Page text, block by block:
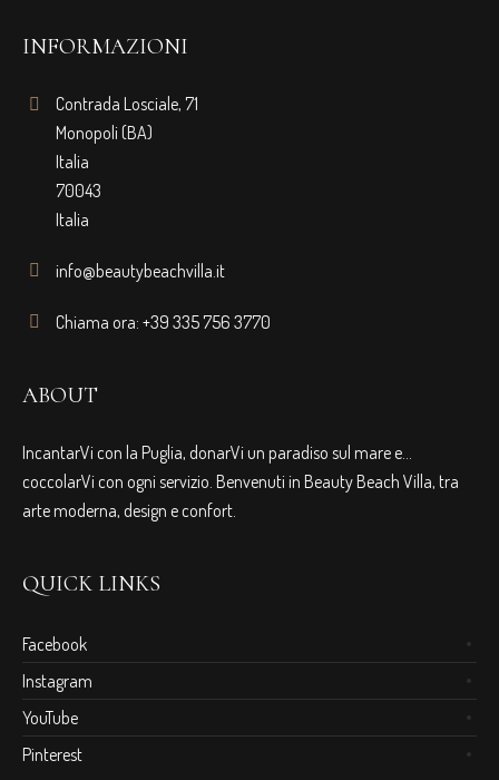
INFORMAZIONI
Contrada Losciale, 71
Monopoli (BA)
Italia
70043
Italia
info@beautybeachvilla.it
Chiama ora: +39 335 756 3770
ABOUT
IncantarVi con la Puglia, donarVi un paradiso sul mare e…
coccolarVi con ogni servizio. Benvenuti in Beauty Beach Villa, tra
arte moderna, design e confort.
QUICK LINKS
Facebook
Instagram
YouTube
Pinterest